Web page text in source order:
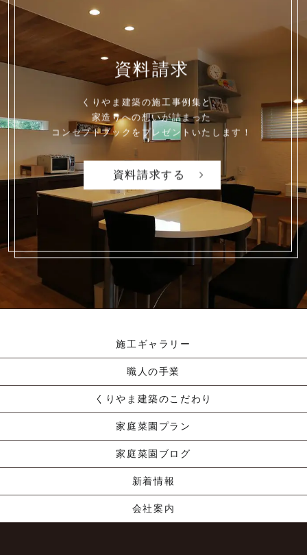
資料請求
くりやま建築の施工事例集と、
家造りへの想いが詰まった
コンセプトブックを プレゼントいたします！
資料請求する
施工ギャラリー
職人の手業
くりやま建築のこだわり
家庭菜園プラン
家庭菜園ブログ
新着情報
会社案内